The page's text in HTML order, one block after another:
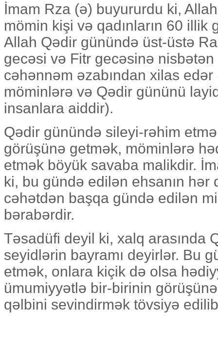
İmam Rza (ə) buyururdu ki,
mömin kişi və qadınların 60 illik
Allah Qədir günündə üst-üstə
gecəsi və Fitr gecəsinə nisbətən
cəhənnəm əzabından xilas
möminlərə və Qədir gününü
insanlara aiddir).
Qədir günündə sileyi-rəhim
görüşünə getmək, möminlərə
etmək böyük savaba malikdir.
ki, bu gündə edilən ehsanın hər
cəhətdən başqa gündə edilən
bərabərdir.
Təsadüfi deyil ki, xalq arasında
seyidlərin bayramı deyirlər. Bu
etmək, onlara kiçik də olsa
ümumiyyətlə bir-birinin
qəlbini sevindirmək tövsiyə